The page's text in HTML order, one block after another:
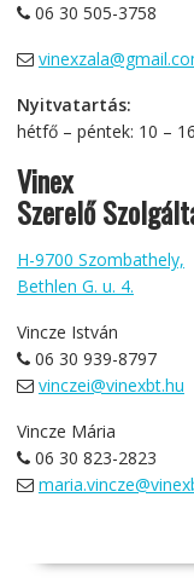
06 30 505-3758
Nyitvatartás:
hétfő – péntek: 10 –
Vinex
Szerelő
H-9700 Szombathely,
Bethlen G. u. 4.
Vincze István
06 30 939-8797
vinczei@vinexbt.hu
Vincze Mária
06 30 823-2823